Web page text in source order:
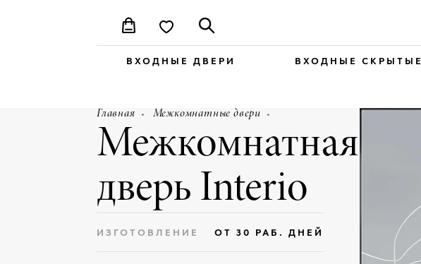
ВХОДНЫЕ ДВЕРИ ВХОДНЫЕ СКРЫТЫЕ
Главная Межкомнатные двери
Межкомнатная
дверь Interio
ИЗГОТОВЛЕНИЕ ОТ 30 РАБ. ДНЕЙ